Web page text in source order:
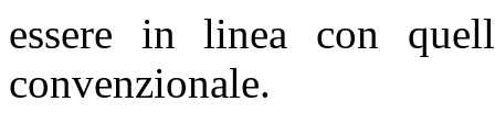
essere in linea con
convenzionale.